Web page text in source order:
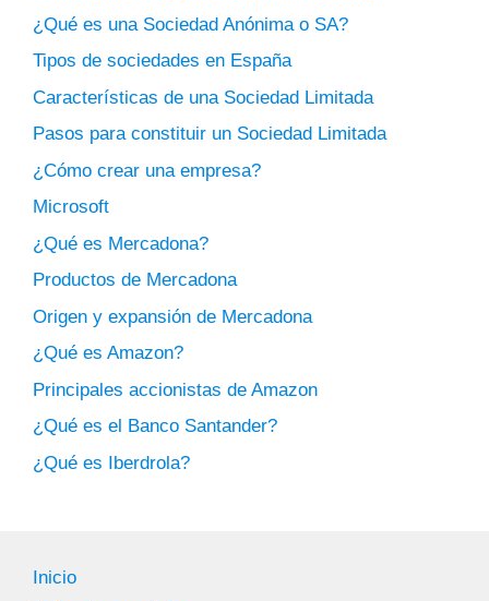
¿Qué es una Sociedad Anónima o SA?
Tipos de sociedades en España
Características de una Sociedad Limitada
Pasos para constituir un Sociedad Limitada
¿Cómo crear una empresa?
Microsoft
¿Qué es Mercadona?
Productos de Mercadona
Origen y expansión de Mercadona
¿Qué es Amazon?
Principales accionistas de Amazon
¿Qué es el Banco Santander?
¿Qué es Iberdrola?
Inicio